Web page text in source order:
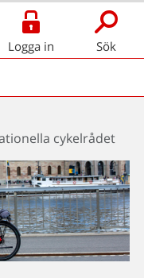
Logga in Sök
cykelrådet